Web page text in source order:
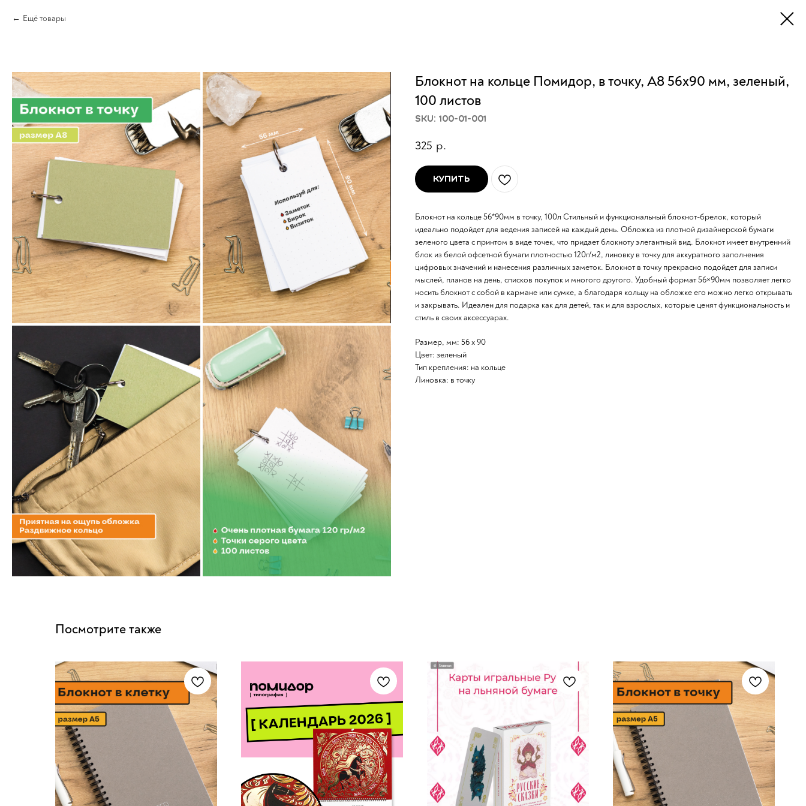
Ещё товары
Блокнот на кольце Помидор, в точку, А8 56х90 мм, зеленый,
100 листов
SKU: 100-01-001
325 р.
Купить
Блокнот на кольце 56*90мм в точку, 100л Стильный и функциональный блокнот-брелок, который
идеально подойдет для ведения записей на каждый день. Обложка из плотной дизайнерской бумаги
зеленого цвета с принтом в виде точек, что придает блокноту элегантный вид. Блокнот имеет внутренний
блок из белой офсетной бумаги плотностью 120г/м2, линовку в точку для аккуратного заполнения
цифровых значений и нанесения различных заметок. Блокнот в точку прекрасно подойдет для записи
мыслей, планов на день, списков покупок и многого другого. Удобный формат 56×90мм позволяет легко
носить блокнот с собой в кармане или сумке, а благодаря кольцу на обложке его можно легко открывать
и закрывать. Идеален для подарка как для детей, так и для взрослых, которые ценят функциональность и
стиль в своих аксессуарах.
Размер, мм: 56 х 90
Цвет: зеленый
Тип крепления: на кольце
Линовка: в точку
Посмотрите также